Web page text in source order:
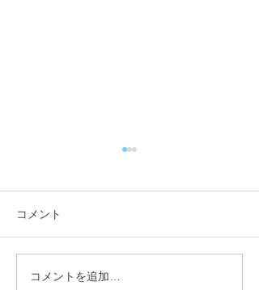
【行政視察】愛媛県西予
コメント
コメントを追加…